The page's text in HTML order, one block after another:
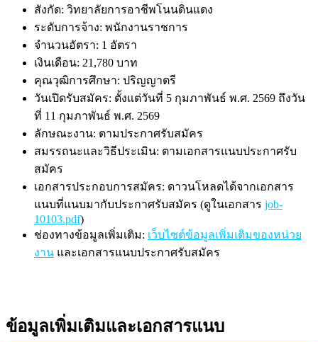
สังกัด: วิทยาลัยการอาชีพโนนดินแดง
ระดับการจ้าง: พนักงานราชการ
จำนวนอัตรา: 1 อัตรา
เงินเดือน: 21,780 บาท
คุณวุฒิการศึกษา: ปริญญาตรี
วันเปิดรับสมัคร: ตั้งแต่วันที่ 5 กุมภาพันธ์ พ.ศ. 2569 ถึงวัน
ที่ 11 กุมภาพันธ์ พ.ศ. 2569
ลักษณะงาน: ตามประกาศรับสมัคร
สมรรถนะและวิธีประเมิน: ตามเอกสารแนบประกาศรับ
สมัคร
เอกสารประกอบการสมัคร: ดาวนโหลดได้จากเอกสาร
แนบที่แนบมากับประกาศรับสมัคร (ดูในเอกสาร job-
10103.pdf)
ช่องทางข้อมูลเพิ่มเติม: เว็บไซต์ข้อมูลเพิ่มเติมของหน่วย
งาน และเอกสารแนบประกาศรับสมัคร
ข้อมูลเพิ่มเติมและเอกสารแนบ